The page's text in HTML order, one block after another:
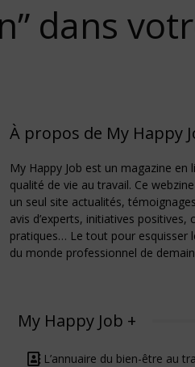
dans
À propos de My Happy
My Happy Job est un magazine en
qualité de vie au travail. Ce
un seul site actualités,
avis d’experts, initiatives positives,
pratiques… Le tout pour esquisser
du monde professionnel de
My Happy Job +
L’annuaire du bien-être au